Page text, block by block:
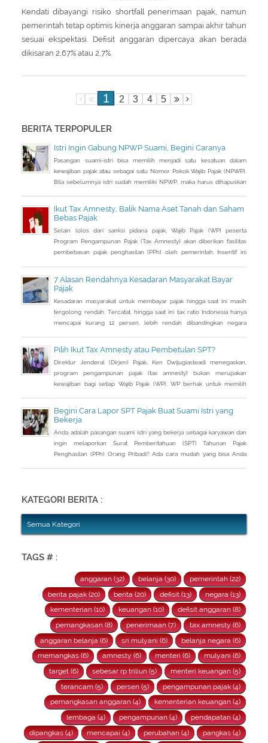
Kendati dibayangi risiko shortfall penerimaan pajak, namun
pemerintah tetap optimis kinerja anggaran sampai akhir tahun
sesuai ekspektasi. Defisit anggaran dipercaya akan berada
dikisaran 2,67% atau 2,7%.
1 2 3 4 5
BERITA TERPOPULER
Istri Ingin Gabung NPWP Suami, Begini Caranya
Pasangan suami-istri bisa memilih menjadi satu kesatuan dalam
kewajiban pajak atau sebagai satu Nomor Pokok Wajib Pajak (NPWP).
Bila sebelumnya istri sudah memiliki NPWP, maka harus dihapuskan
Ikut Tax Amnesty, Balik Nama Aset Tanah dan Saham
Bebas Pajak
Selain lolos dari sanksi pidana pajak, Wajib Pajak (WP) peserta
Program Pengampunan Pajak (Tax Amnesty) akan diberikan fasilitas
pembebasan pajak penghasilan (PPh) oleh pemerintah. Insentif ini
7 Alasan Rendahnya Kesadaran Masyarakat Bayar
Pajak
Kesadaran masyarakat untuk membayar pajak hingga saat ini masih
tergolong rendah. Tercatat, hingga saat ini tax ratio Indonesia hanya
mencapai kurang 12 persen, lebih rendah dibandingkan negara
Pilih Ikut Tax Amnesty atau Pembetulan SPT?
Direktur Jenderal (Dirjen) Pajak, Ken Dwijugiasteadi menegaskan,
program pengampunan pajak (tax amnesty) bukan merupakan
kewajiban bagi setiap Wajib Pajak (WP). WP berhak untuk memilih
pengusutan nilai wajar harta.
Begini Cara Lapor SPT Pajak Buat Suami Istri yang
Bekerja
Anda adalah pasangan suami istri yang bekerja sebagai karyawan dan
ingin melaporkan Surat Pemberitahuan (SPT) Tahunan Pajak
Penghasilan (PPh) Orang Pribadi? Ada cara mudah yang bisa Anda
suami atau istri
KATEGORI BERITA :
Semua Kategori
TAGS # :
anggaran (32) belanja (30)
pemerintah (22)
berita pajak (20)
berita (20) defisit (13)
negara (13)
kementerian (10)
keuangan (10)
defisit anggaran (8)
pemangkasan (8)
penerimaan (7)
tax amnesty (6)
anggaran belanja (6)
sri mulyani (6)
belanja negara (6)
memangkas (6)
amnesty (6) menteri (6)
mulyani (6)
target (6)
sebesar rp triliun (5)
menteri keuangan (5)
terancam (5)
persen (5)
pengampunan pajak (4)
pemangkasan anggaran (4)
kementerian keuangan (4)
lembaga (4)
pengampunan (4)
pendapatan (4)
dipangkas (4)
mencapai (4) perubahan (4)
pangkas (4)